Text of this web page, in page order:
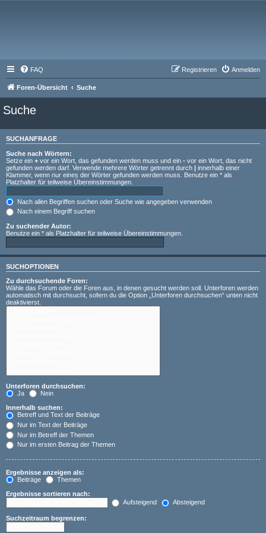
FAQ Anmelden
Registrieren
Foren-Übersicht Suche
Suche
SUCHANFRAGE
Suche nach Wörtern:
Setze ein + vor ein Wort, das gefunden werden muss und ein - vor ein Wort, das nicht
gefunden werden darf. Verwende mehrere Wörter getrennt durch | innerhalb einer
Klammer, wenn nur eines der Wörter gefunden werden muss. Benutze ein * als
Platzhalter für teilweise Übereinstimmungen.
Nach allen Begriffen suchen oder Suche wie angegeben verwenden
Nach einem Begriff suchen
Zu suchender Autor:
Benutze ein * als Platzhalter für teilweise Übereinstimmungen.
SUCHOPTIONEN
Zu durchsuchende Foren:
Wähle das Forum oder die Foren aus, in denen gesucht werden soll. Unterforen werden
automatisch mit durchsucht, sofern du die Option „Unterforen durchsuchen“ unten nicht
deaktivierst.
Unterforen durchsuchen:
Ja
Nein
Innerhalb suchen:
Betreff und Text der Beiträge
Nur im Text der Beiträge
Nur im Betreff der Themen
Nur im ersten Beitrag der Themen
Ergebnisse anzeigen als:
Beiträge
Themen
Ergebnisse sortieren nach:
Aufsteigend
Absteigend
Suchzeitraum begrenzen: